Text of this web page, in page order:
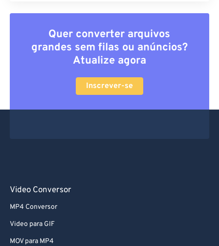
Quer converter arquivos
grandes sem filas ou anúncios?
Atualize agora
Inscrever-se
Video Conversor
MP4 Conversor
Video para GIF
MOV para MP4